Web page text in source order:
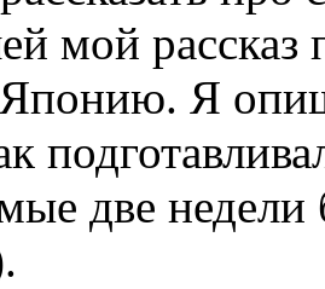
мой
Японию. Я
две